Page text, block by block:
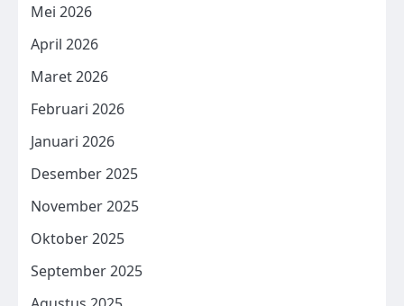
Mei 2026
April 2026
Maret 2026
Februari 2026
Januari 2026
Desember 2025
November 2025
Oktober 2025
September 2025